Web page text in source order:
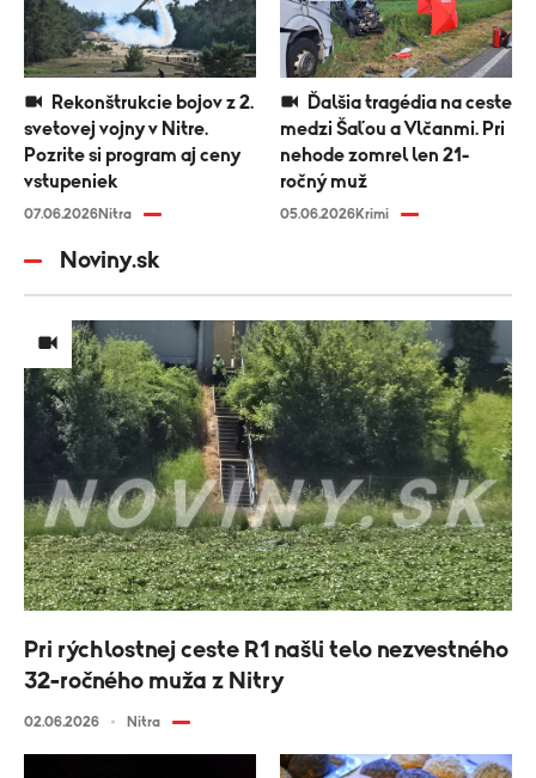
svetovej vojny v Nitre.
Pozrite si program aj ceny
vstupeniek
07.06.2026Nitra
medzi Šaľou a Vlčanmi. Pri
nehode zomrel len 21-
ročný muž
05.06.2026Krimi
Noviny.sk
Pri rýchlostnej ceste R1 našli telo nezvestného
32-ročného muža z Nitry
02.06.2026 Nitra